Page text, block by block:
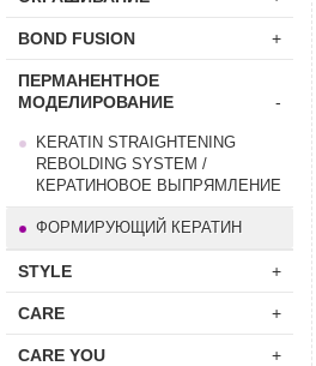
BOND FUSION +
ПЕРМАНЕНТНОЕ
МОДЕЛИРОВАНИЕ
-
KERATIN STRAIGHTENING
REBOLDING SYSTEM /
КЕРАТИНОВОЕ ВЫПРЯМЛЕНИЕ
ФОРМИРУЮЩИЙ КЕРАТИН
STYLE +
CARE +
CARE YOU +